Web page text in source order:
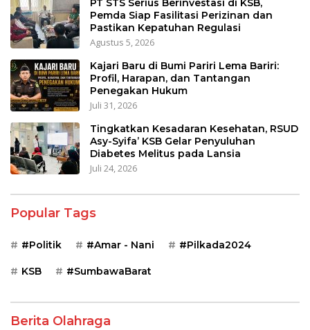
PT STS Serius Berinvestasi di KSB,
Pemda Siap Fasilitasi Perizinan dan
Pastikan Kepatuhan Regulasi
Agustus 5, 2026
Kajari Baru di Bumi Pariri Lema Bariri:
Profil, Harapan, dan Tantangan
Penegakan Hukum
Juli 31, 2026
Tingkatkan Kesadaran Kesehatan, RSUD
Asy-Syifa’ KSB Gelar Penyuluhan
Diabetes Melitus pada Lansia
Juli 24, 2026
Popular Tags
#Politik #Amar - Nani #Pilkada2024
KSB #SumbawaBarat
Berita Olahraga